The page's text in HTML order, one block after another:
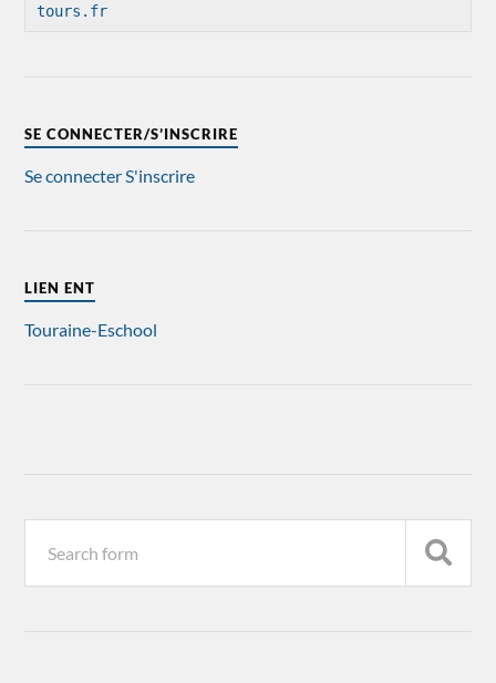
tours.fr
SE CONNECTER/S’INSCRIRE
Se connecterS'inscrire
LIEN ENT
Touraine-Eschool